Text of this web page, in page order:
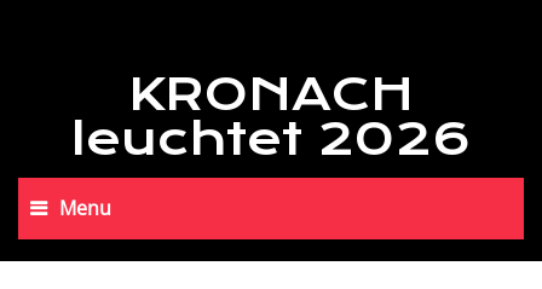
KRONACH
leuchtet 2026
Menu